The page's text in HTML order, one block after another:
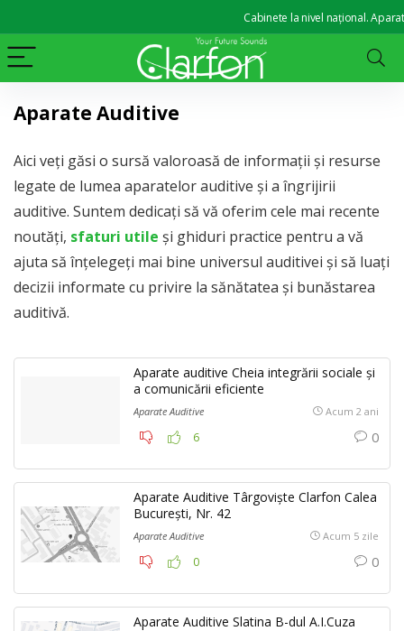
Cabinete la nivel național. Aparate
Aparate Auditive
Aici veți găsi o sursă valoroasă de informații și resurse
legate de lumea aparatelor auditive și a îngrijirii
auditive. Suntem dedicați să vă oferim cele mai recente
noutăți, sfaturi utile și ghiduri practice pentru a vă
ajuta să înțelegeți mai bine universul auditivei și să luați
decizii informate cu privire la sănătatea și bunăstarea
auditivă.
Aparate auditive Cheia integrării sociale și
a comunicării eficiente
Aparate Auditive Acum 2 ani
6 0
Aparate Auditive Târgoviște Clarfon Calea
București, Nr. 42
Aparate Auditive Acum 5 zile
0 0
Aparate Auditive Slatina B-dul A.I.Cuza